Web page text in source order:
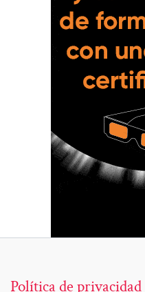
Política de privacidad